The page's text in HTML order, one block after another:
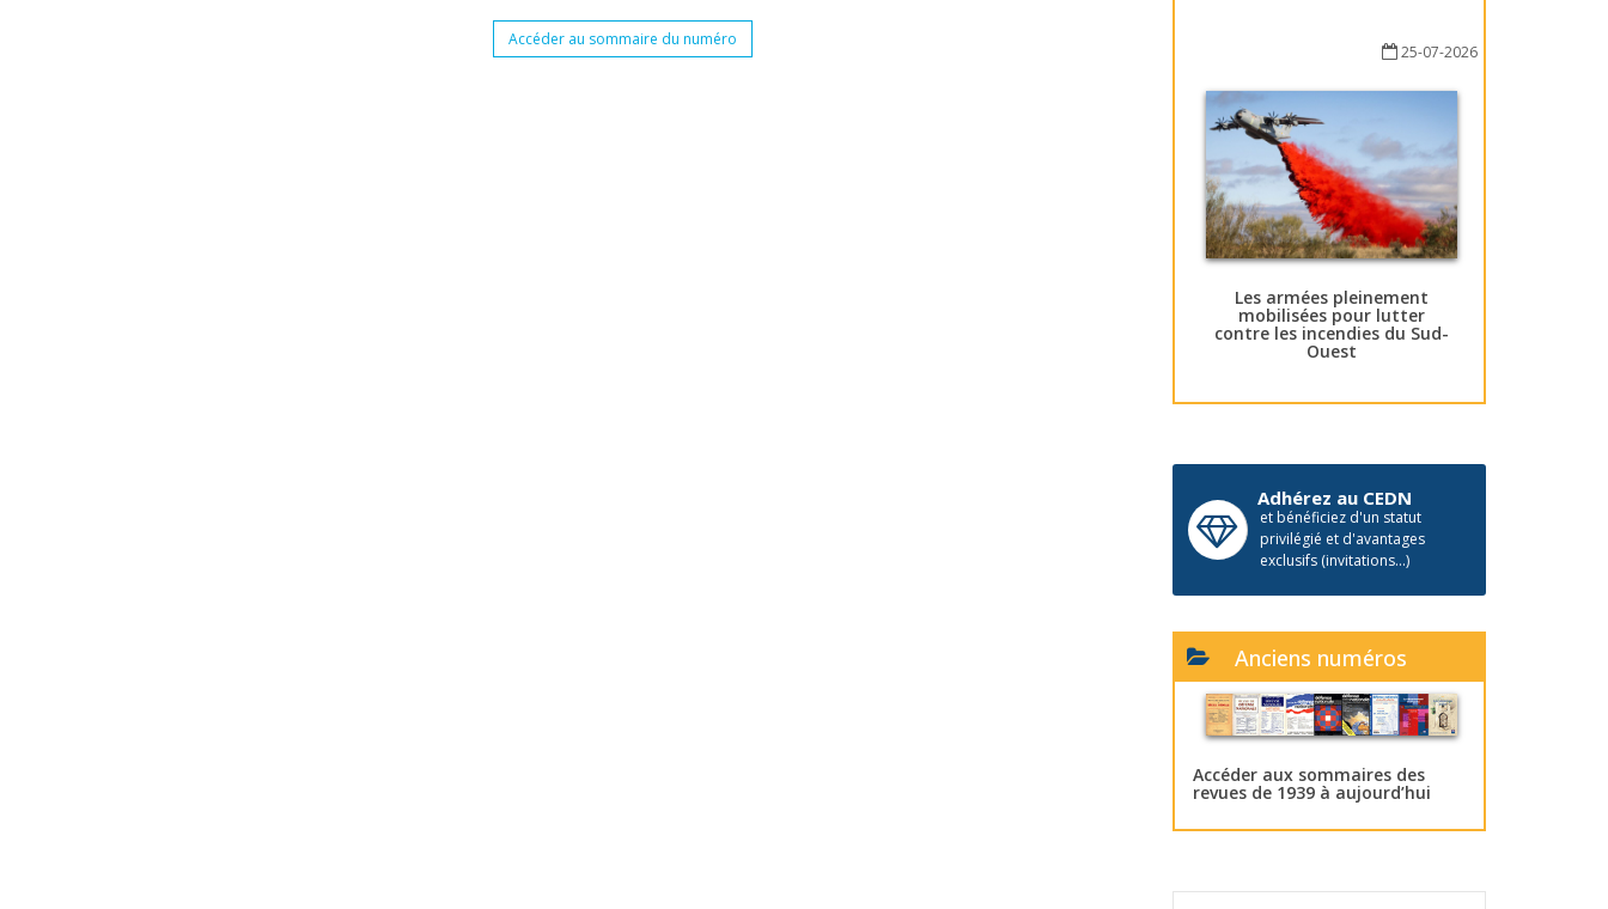
Accéder au sommaire du numéro
25-07-2026
Les armées pleinement
mobilisées pour lutter
contre les incendies du Sud-
Ouest
Adhérez au CEDN
et bénéficiez d'un statut
privilégié et d'avantages
exclusifs (invitations...)
Anciens numéros
Accéder aux sommaires des
revues de 1939 à aujourd’hui